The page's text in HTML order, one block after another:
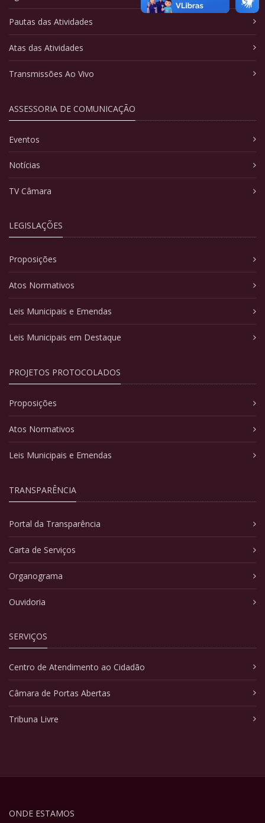
Pautas das Atividades
Atas das Atividades
Transmissões Ao Vivo
ASSESSORIA DE COMUNICAÇÃO
Eventos
Notícias
TV Câmara
LEGISLAÇÕES
Proposições
Atos Normativos
Leis Municipais e Emendas
Leis Municipais em Destaque
PROJETOS PROTOCOLADOS
Proposições
Atos Normativos
Leis Municipais e Emendas
TRANSPARÊNCIA
Portal da Transparência
Carta de Serviços
Organograma
Ouvidoria
SERVIÇOS
Centro de Atendimento ao Cidadão
Câmara de Portas Abertas
Tribuna Livre
ONDE ESTAMOS